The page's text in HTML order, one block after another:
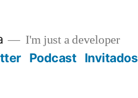
I'm just a developer
Podcast Invitados